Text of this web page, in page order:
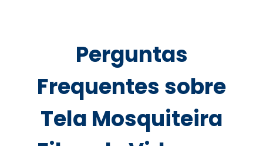
Perguntas
Frequentes sobre
Tela Mosquiteira